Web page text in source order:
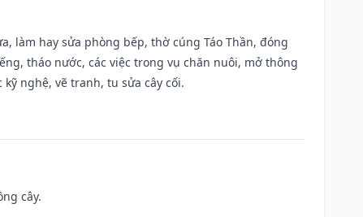
làm hay sửa phòng bếp, thờ cúng Táo Thần, đóng
tháo nước, các việc trong vụ chăn nuôi, mở thông
nghệ, vẽ tranh, tu sửa cây cối.
cây.